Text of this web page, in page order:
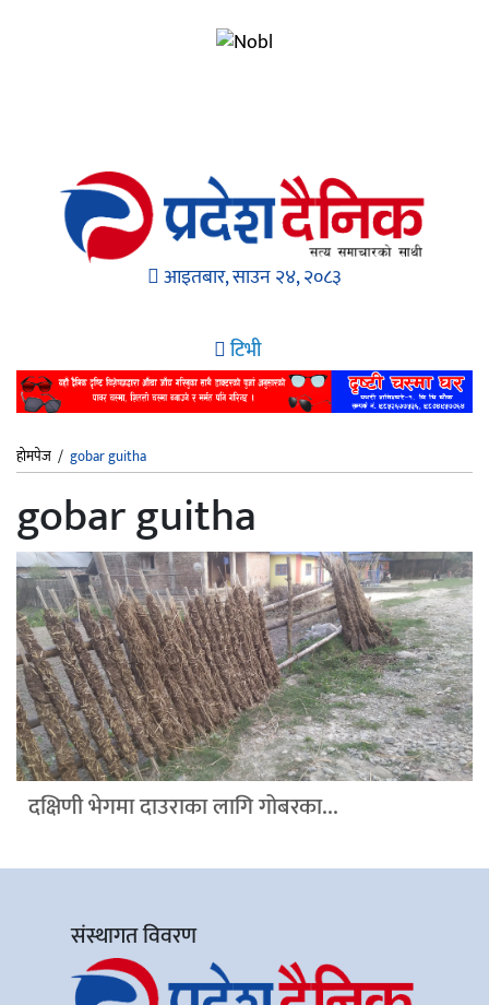
आइतबार, साउन २४, २०८३
टिभी
होमपेज / gobar guitha
gobar guitha
दक्षिणी भेगमा दाउराका लागि गोबरका...
संस्थागत विवरण